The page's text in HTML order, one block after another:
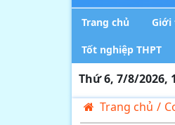
Trang chủ Giới
Tốt nghiệp THPT
Thứ 6, 7/8/2026,
Trang chủ /